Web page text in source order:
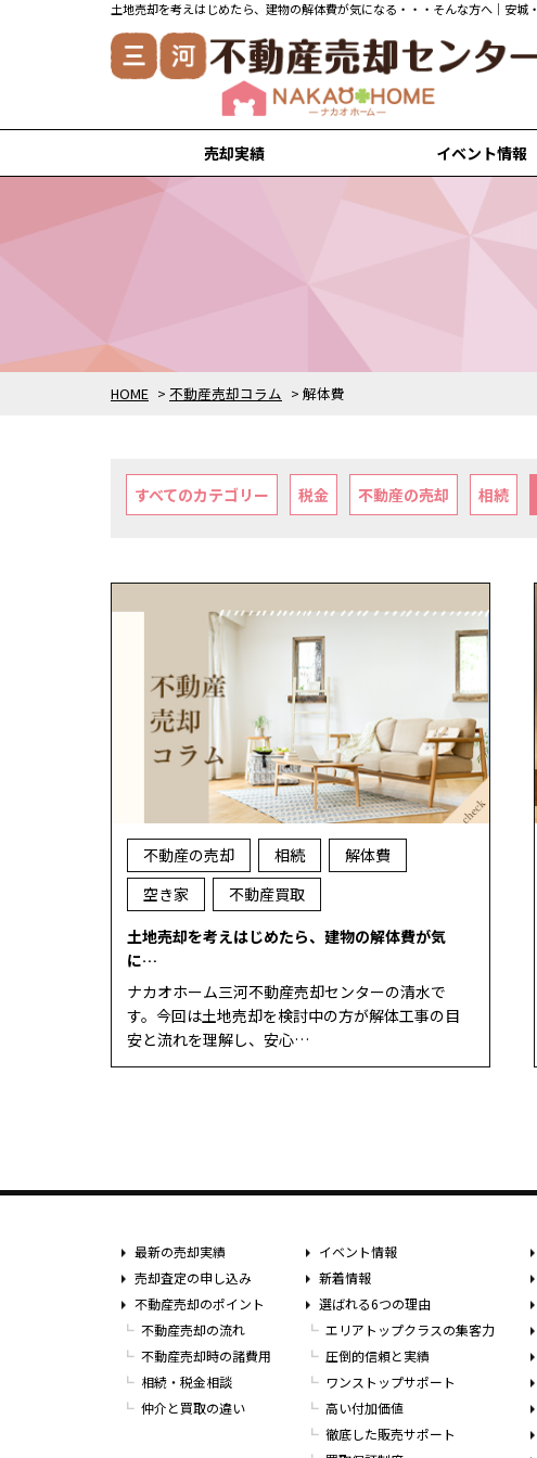
売却実績
安城市の売却実績
刈谷市の売却実績
知立市の売却実績
高浜市の売却実績
岡崎市の売却実績
イベント情報
HOME > 不動産売却コラム > 解体費
すべてのカテゴリー 税金 不動産の売却 相続
不動産の売却 相続
解体費
空き家
不動産買取
土地売却を考えはじめたら、建物の解体費が気
に…
ナカオホーム三河不動産売却センターの清水で
す。今回は土地売却を検討中の方が解体工事の目
安と流れを理解し、安心…
最新の売却実績
売却査定の申し込み
不動産売却のポイント
不動産売却の流れ
不動産売却時の諸費用
相続・税金相談
仲介と買取の違い
イベント情報
新着情報
選ばれる6つの理由
エリアトップクラスの集客力
圧倒的信頼と実績
ワンストップサポート
高い付加価値
徹底した販売サポート